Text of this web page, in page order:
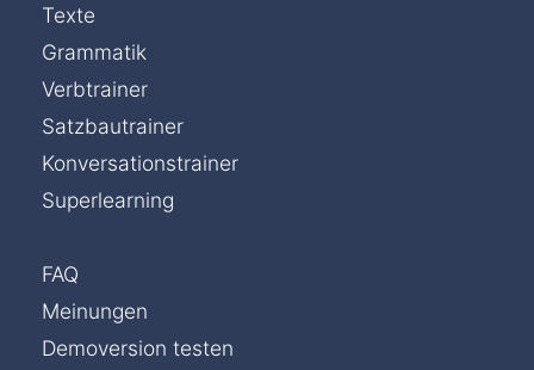
Texte
Grammatik
Verbtrainer
Satzbautrainer
Konversationstrainer
Superlearning
FAQ
Meinungen
Demoversion testen